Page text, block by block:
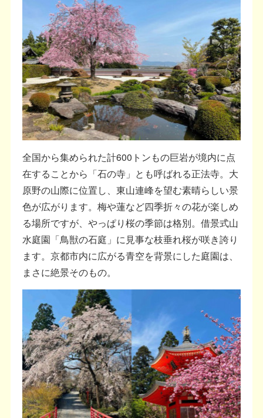
全国から集められた計600トンもの巨岩が境内に点
在することから「石の寺」とも呼ばれる正法寺。大
原野の山際に位置し、東山連峰を望む素晴らしい景
色が広がります。梅や蓮など四季折々の花が楽しめ
る場所ですが、やっぱり桜の季節は格別。借景式山
水庭園「鳥獣の石庭」に見事な枝垂れ桜が咲き誇り
ます。京都市内に広がる青空を背景にした庭園は、
まさに絶景そのもの。